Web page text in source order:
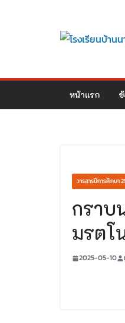
หน้าแรก
วารสารปีการศึกษา
กราบ
มรตโ
2025-05-10